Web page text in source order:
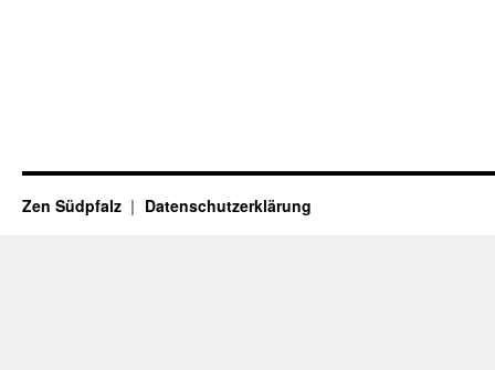
Zen Südpfalz Datenschutzerklärung